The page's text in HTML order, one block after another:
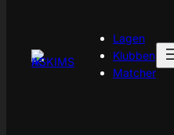
Lagen
Klubben
Matcher